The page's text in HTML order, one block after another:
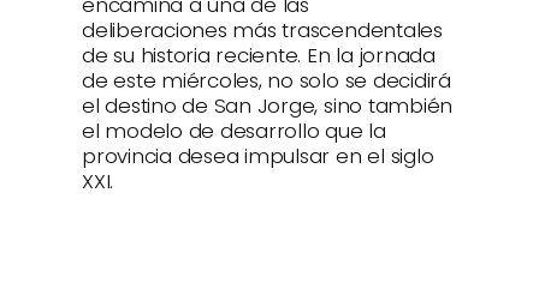
deliberaciones más trascendentales
de su historia reciente. En la jornada
de este miércoles, no solo se decidirá
el destino de San Jorge, sino también
el modelo de desarrollo que la
provincia desea impulsar en el siglo
XXI.